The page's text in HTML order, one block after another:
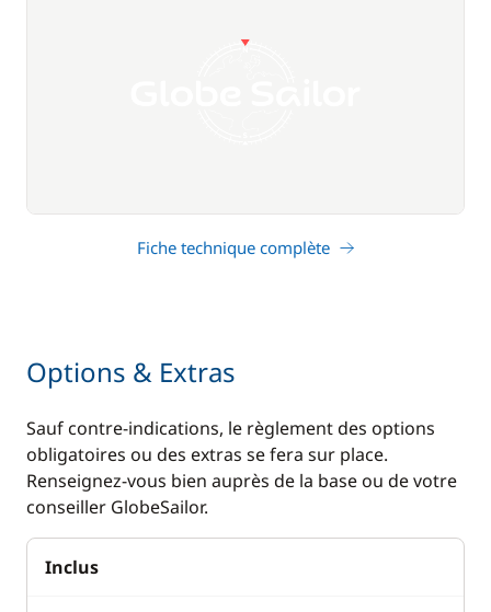
Fiche technique complète
Options & Extras
Sauf contre-indications, le règlement des options
obligatoires ou des extras se fera sur place.
Renseignez-vous bien auprès de la base ou de votre
conseiller GlobeSailor.
Inclus